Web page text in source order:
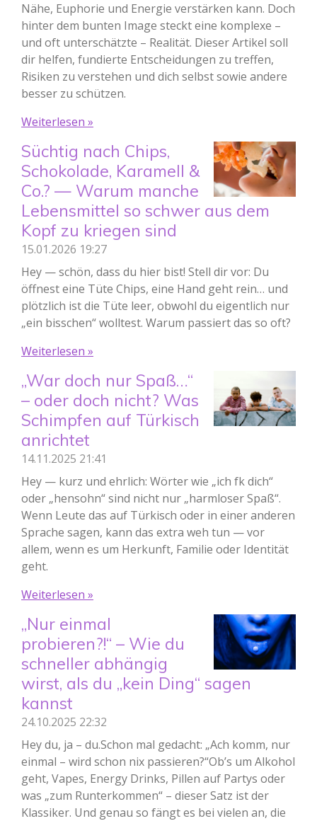
Nähe, Euphorie und Energie verstärken kann. Doch
hinter dem bunten Image steckt eine komplexe –
und oft unterschätzte – Realität. Dieser Artikel soll
dir helfen, fundierte Entscheidungen zu treffen,
Risiken zu verstehen und dich selbst sowie andere
besser zu schützen.
Weiterlesen »
Süchtig nach Chips,
Schokolade, Karamell &
Co.? — Warum manche
Lebensmittel so schwer aus dem
Kopf zu kriegen sind
15.01.2026 19:27
Hey — schön, dass du hier bist! Stell dir vor: Du
öffnest eine Tüte Chips, eine Hand geht rein… und
plötzlich ist die Tüte leer, obwohl du eigentlich nur
„ein bisschen“ wolltest. Warum passiert das so oft?
Weiterlesen »
„War doch nur Spaß…“
– oder doch nicht? Was
Schimpfen auf Türkisch
anrichtet
14.11.2025 21:41
Hey — kurz und ehrlich: Wörter wie „ich fk dich“
oder „hensohn“ sind nicht nur „harmloser Spaß“.
Wenn Leute das auf Türkisch oder in einer anderen
Sprache sagen, kann das extra weh tun — vor
allem, wenn es um Herkunft, Familie oder Identität
geht.
Weiterlesen »
„Nur einmal
probieren?!“ – Wie du
schneller abhängig
wirst, als du „kein Ding“ sagen
kannst
24.10.2025 22:32
Hey du, ja – du.Schon mal gedacht: „Ach komm, nur
einmal – wird schon nix passieren?“Ob’s um Alkohol
geht, Vapes, Energy Drinks, Pillen auf Partys oder
was „zum Runterkommen“ – dieser Satz ist der
Klassiker. Und genau so fängt es bei vielen an, die